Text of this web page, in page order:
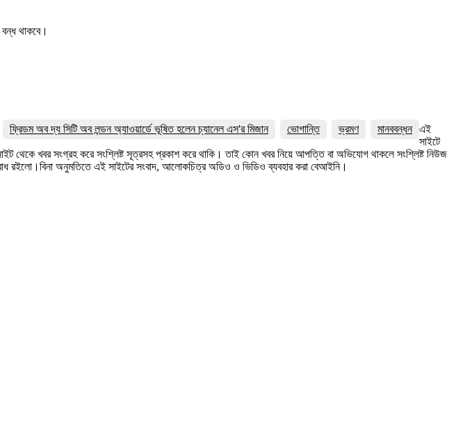
বন্ধ থাকবে।
ফ্রিডম অব দ্য সিটি অব লন্ডন অ্যাওয়ার্ডে ভূষিত হলেন চ্যানেল এস'র মিজান ভোগান্তি ভ্রমণ
মানববন্ধন এই
সাইটে
থেকে খবর সংগ্রহ করে সংশ্লিষ্ট সূত্রসহ প্রকাশ করে থাকি। তাই কোন খবর নিয়ে আপত্তি বা অভিযোগ থাকলে সংশ্লিষ্ট নিউজ
রইলো।বিনা অনুমতিতে এই সাইটের সংবাদ, আলোকচিত্র অডিও ও ভিডিও ব্যবহার করা বেআইনি।